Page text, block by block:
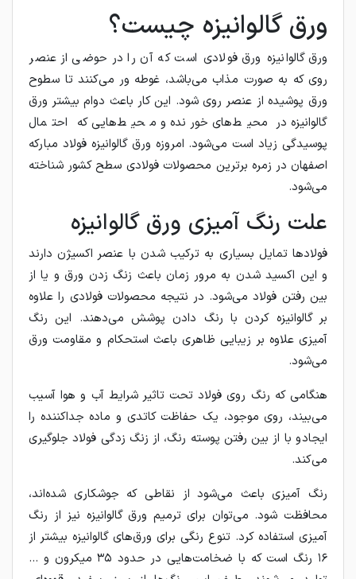
ورق گالوانیزه چیست؟
ورق گالوانیزه ورق فولادی است که آن را در حوضی از عنصر
روی که به صورت مذاب می‌باشد، غوطه ور می‌کنند تا سطوح
ورق پوشیده از عنصر روی شود. این کار باعث دوام بیشتر ورق
گالوانیزه در محیط‌های خورنده و محیط‌هایی که احتمال
پوسیدگی زیاد است می‌شود. امروزه ورق گالوانیزه فولاد مبارکه
اصفهان در زمره برترین محصولات فولادی سطح کشور شناخته
می‌شود.
علت رنگ آمیزی ورق گالوانیزه
فولادها تمایل بسیاری به ترکیب شدن با عنصر اکسیژن دارند
و این اکسید شدن به مرور زمان باعث زنگ زدن ورق و یا از
بین رفتن فولاد می‌شود. در نتیجه محصولات فولادی را علاوه
بر گالوانیزه کردن با رنگ دادن پوشش می‌دهند. این رنگ
آمیزی علاوه بر زیبایی ظاهری باعث استحکام و مقاومت ورق
می‌شود.
هنگامی که رنگ روی فولاد تحت تاثیر شرایط آب و هوا آسیب
می‌بیند، روی موجود، یک حفاظت کاتدی و ماده جداکننده را
ایجاد و با از بین رفتن پوسته رنگ، از زنگ زدگی فولاد جلوگیری
می‌کند.
رنگ آمیزی باعث می‌شود از نقاطی که جوشکاری شده‌اند،
محافظت شود. می‌توان برای ترمیم ورق گالوانیزه نیز از رنگ
آمیزی استفاده کرد. تنوع رنگی برای ورق‌های گالوانیزه بیشتر از
۱۶ رنگ است که با ضخامت‌هایی در حدود ۳۵ میکرون و ...